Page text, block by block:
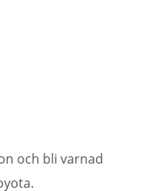
och bli varnad